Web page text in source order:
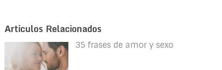
Articulos Relacionados
35 frases de amor y sexo